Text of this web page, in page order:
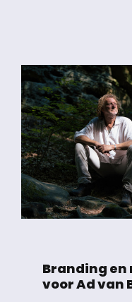
Branding
voor Ad van